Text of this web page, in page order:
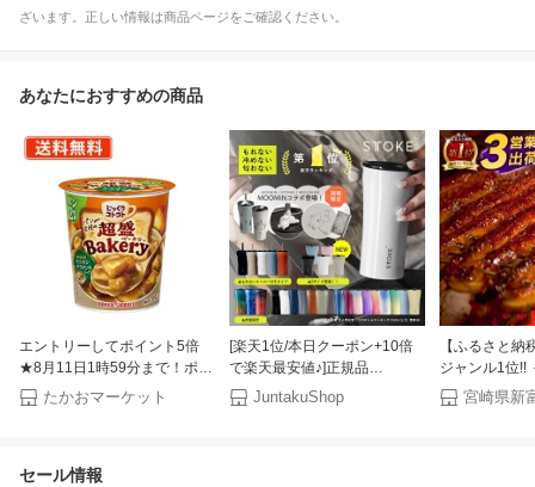
ざいます。正しい情報は商品ページをご確認ください。
あなたにおすすめの商品
エントリーしてポイント5倍
★8月11日1時59分まで！ポッ
カサッポロ じっくりコトコト
超盛ベーカリー あめ色玉ねぎ
【送料無料(一部地域除く)】
たかおマーケット
[楽天1位/本日クーポン+10倍
で楽天最安値♪]正規品
STTOKE ストーク こぼれない
タンブラー 保温 保冷 蓋付き
JuntakuShop
【ふるさと納
ジャンル1位!!
出荷＞うなぎ
尾 2尾 3尾 3
宮崎県新
セール情報